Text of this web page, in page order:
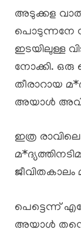
അടുക്കള
പൊടുന്നനേ
ഇടയിലുള്ള
നോക്കി. ഒരു
തീരാറായ
അയാൾ
ഇത്ര
പെട്ടെന്ന്
അയാൾ തൻ്റെ